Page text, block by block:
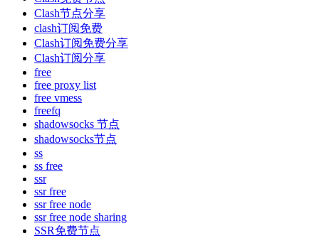
Clash节点分享
clash订阅免费
Clash订阅免费分享
Clash订阅分享
free
free proxy list
free vmess
freefq
shadowsocks 节点
shadowsocks节点
ss
ss free
ssr
ssr free
ssr free node
ssr free node sharing
SSR免费节点